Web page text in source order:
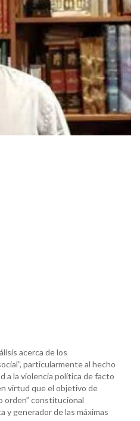
acerca de los
particularmente al hecho
a la violencia política de facto
virtud que el objetivo de
orden” constitucional
generador de las máximas